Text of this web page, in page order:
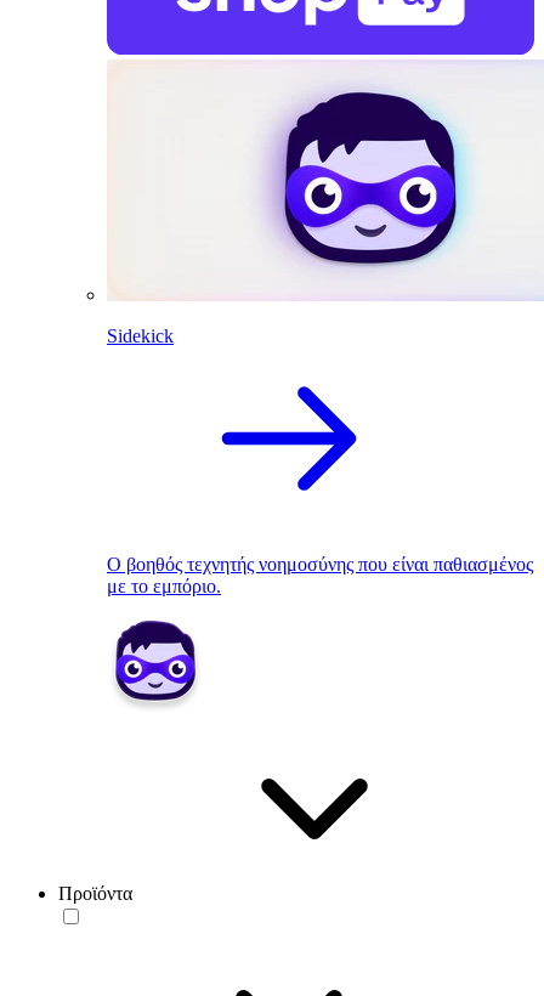
Sidekick
Ο βοηθός τεχνητής νοημοσύνης που είναι παθιασμένος
με το εμπόριο.
Προϊόντα